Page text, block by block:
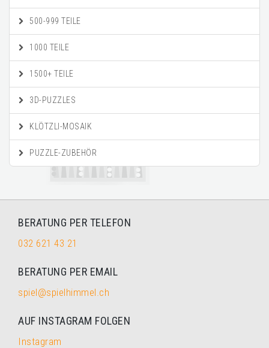
500-999 TEILE
1000 TEILE
1500+ TEILE
3D-PUZZLES
KLÖTZLI-MOSAIK
PUZZLE-ZUBEHÖR
BERATUNG PER TELEFON
032 621 43 21
BERATUNG PER EMAIL
spiel@spielhimmel.ch
AUF INSTAGRAM FOLGEN
Instagram